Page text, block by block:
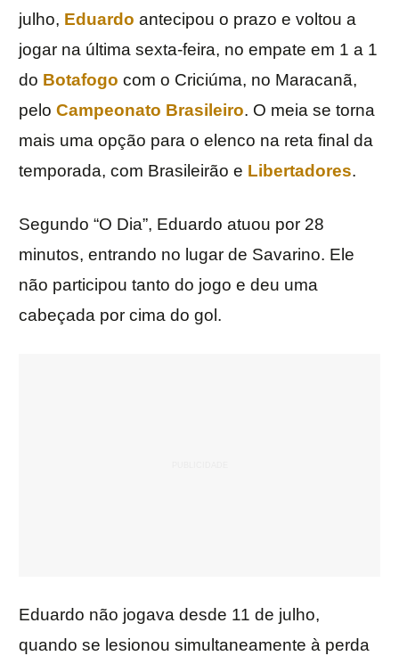
julho, Eduardo antecipou o prazo e voltou a
jogar na última sexta-feira, no empate em 1 a 1
do Botafogo com o Criciúma, no Maracanã,
pelo Campeonato Brasileiro. O meia se torna
mais uma opção para o elenco na reta final da
temporada, com Brasileirão e Libertadores.
Segundo “O Dia”, Eduardo atuou por 28
minutos, entrando no lugar de Savarino. Ele
não participou tanto do jogo e deu uma
cabeçada por cima do gol.
Eduardo não jogava desde 11 de julho,
quando se lesionou simultaneamente à perda